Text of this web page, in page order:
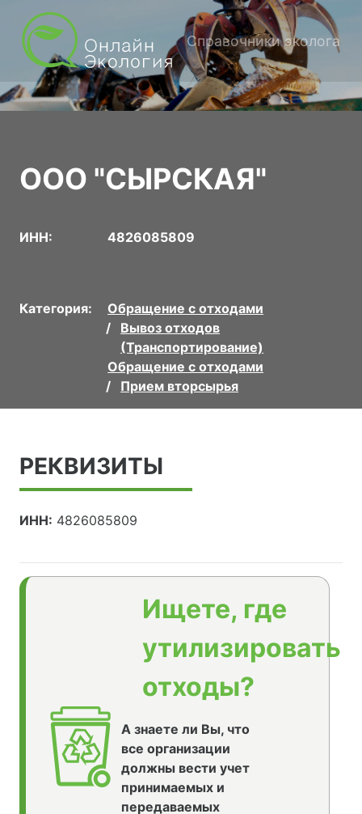
Справочники эколога
ООО "СЫРСКАЯ"
ИНН: 4826085809
Категория:
Обращение с отходами
Вывоз отходов
(Транспортирование)
Обращение с отходами
Прием вторсырья
РЕКВИЗИТЫ
ИНН: 4826085809
Ищете, где
утилизировать
отходы?
А знаете ли Вы, что
все организации
должны вести учет
принимаемых и
передаваемых